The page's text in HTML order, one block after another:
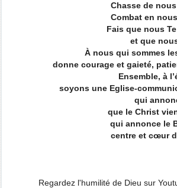
Chasse de
Combat en
Fais que nous
et que
À nous qui sommes
donne courage et gaieté,
Ensemble, à
soyons une Eglise-
qui
que le Christ
qui annonce le
centre et cœur
Regardez l'humilité de Dieu sur